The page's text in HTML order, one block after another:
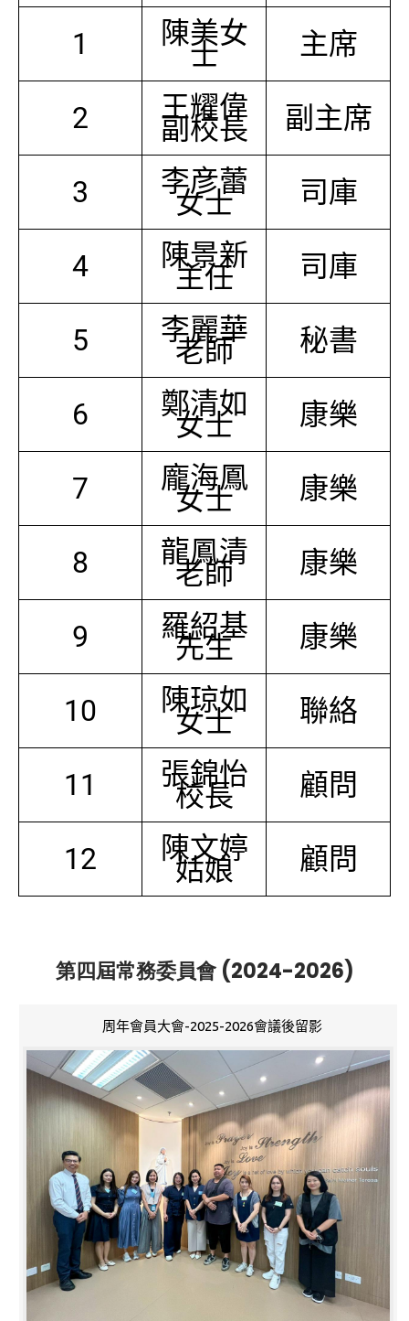
1
陳美女
士 主席
2 王耀偉
副校長 副主席
3 李彦蕾
女士 司庫
4 陳景新
主任 司庫
5 李麗華
老師 秘書
6 鄭清如
女士 康樂
7 龐海鳳
女士 康樂
8 龍鳳清
老師 康樂
9 羅紹基
先生 康樂
10 陳琼如
女士 聯絡
11 張錦怡
校長 顧問
12 陳文婷
姑娘 顧問
第四屆常務委員會 (2024-2026)
周年會員大會-2025-2026會議後留影